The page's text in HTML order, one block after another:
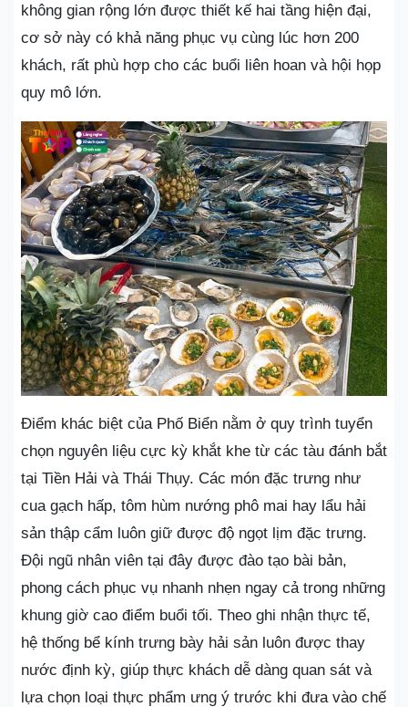
không gian rộng lớn được thiết kế hai tầng hiện đại,
cơ sở này có khả năng phục vụ cùng lúc hơn 200
khách, rất phù hợp cho các buổi liên hoan và hội họp
quy mô lớn.
Điểm khác biệt của Phố Biển nằm ở quy trình tuyển
chọn nguyên liệu cực kỳ khắt khe từ các tàu đánh bắt
tại Tiền Hải và Thái Thụy. Các món đặc trưng như
cua gạch hấp, tôm hùm nướng phô mai hay lẩu hải
sản thập cẩm luôn giữ được độ ngọt lịm đặc trưng.
Đội ngũ nhân viên tại đây được đào tạo bài bản,
phong cách phục vụ nhanh nhẹn ngay cả trong những
khung giờ cao điểm buổi tối. Theo ghi nhận thực tế,
hệ thống bể kính trưng bày hải sản luôn được thay
nước định kỳ, giúp thực khách dễ dàng quan sát và
lựa chọn loại thực phẩm ưng ý trước khi đưa vào chế